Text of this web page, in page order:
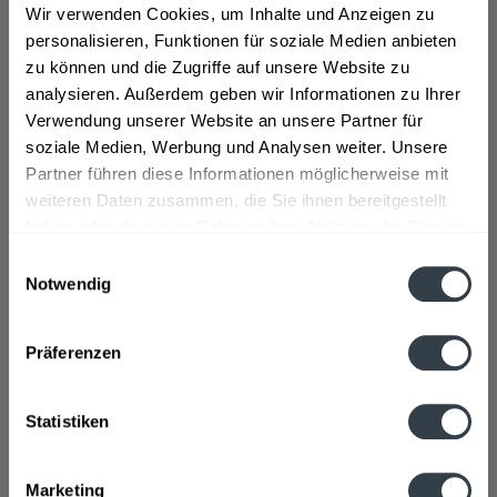
Wir verwenden Cookies, um Inhalte und Anzeigen zu
personalisieren, Funktionen für soziale Medien anbieten
zu können und die Zugriffe auf unsere Website zu
analysieren. Außerdem geben wir Informationen zu Ihrer
Verwendung unserer Website an unsere Partner für
soziale Medien, Werbung und Analysen weiter. Unsere
Partner führen diese Informationen möglicherweise mit
weiteren Daten zusammen, die Sie ihnen bereitgestellt
Notwendig
Präferenzen
Statistiken
Marketing
In den
Hinzugefügt
In den
Hinzugefügt
Früchte
Direktsaftschorle...
20,99 € *
Details
(1,31 € * / 1 Liter)
+3,30 € Pfand